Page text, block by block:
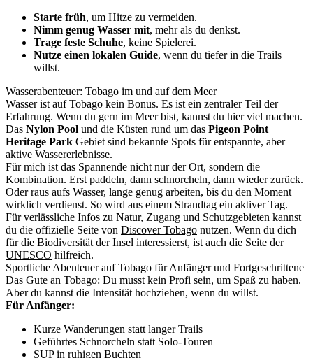
Starte früh, um Hitze zu vermeiden.
Nimm genug Wasser mit, mehr als du denkst.
Trage feste Schuhe, keine Spielerei.
Nutze einen lokalen Guide, wenn du tiefer in die Trails
willst.
Wasserabenteuer: Tobago im und auf dem Meer
Wasser ist auf Tobago kein Bonus. Es ist ein zentraler Teil der
Erfahrung. Wenn du gern im Meer bist, kannst du hier viel machen.
Das Nylon Pool und die Küsten rund um das Pigeon Point
Heritage Park Gebiet sind bekannte Spots für entspannte, aber
aktive Wassererlebnisse.
Für mich ist das Spannende nicht nur der Ort, sondern die
Kombination. Erst paddeln, dann schnorcheln, dann wieder zurück.
Oder raus aufs Wasser, lange genug arbeiten, bis du den Moment
wirklich verdienst. So wird aus einem Strandtag ein aktiver Tag.
Für verlässliche Infos zu Natur, Zugang und Schutzgebieten kannst
du die offizielle Seite von Discover Tobago nutzen. Wenn du dich
für die Biodiversität der Insel interessierst, ist auch die Seite der
UNESCO hilfreich.
Sportliche Abenteuer auf Tobago für Anfänger und Fortgeschrittene
Das Gute an Tobago: Du musst kein Profi sein, um Spaß zu haben.
Aber du kannst die Intensität hochziehen, wenn du willst.
Für Anfänger:
Kurze Wanderungen statt langer Trails
Geführtes Schnorcheln statt Solo-Touren
SUP in ruhigen Buchten